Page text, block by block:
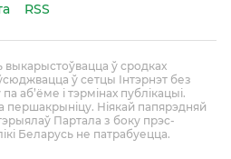
RSS
ў сродках
ў сетцы Інтэрнэт без
аб’ёме і тэрмінах публікацыі.
першакрыніцу. Ніякай папярэдняй
Партала з боку прэс-
Беларусь не патрабуецца.